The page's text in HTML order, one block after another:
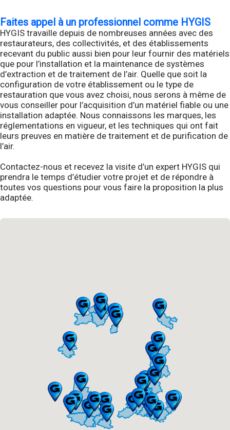
Faites appel à un professionnel comme HYGIS
HYGIS travaille depuis de nombreuses années avec des
restaurateurs, des collectivités, et des établissements
recevant du public aussi bien pour leur fournir des matériels
que pour l’installation et la maintenance de systèmes
d’extraction et de traitement de l’air. Quelle que soit la
configuration de votre établissement ou le type de
restauration que vous avez choisi, nous serons à même de
vous conseiller pour l’acquisition d’un matériel fiable ou une
installation adaptée. Nous connaissons les marques, les
réglementations en vigueur, et les techniques qui ont fait
leurs preuves en matière de traitement et de purification de
l’air.
Contactez-nous et recevez la visite d’un expert HYGIS qui
prendra le temps d’étudier votre projet et de répondre à
toutes vos questions pour vous faire la proposition la plus
adaptée.